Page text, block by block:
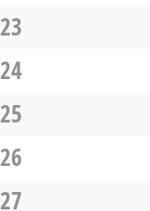
23
24
25
26
27